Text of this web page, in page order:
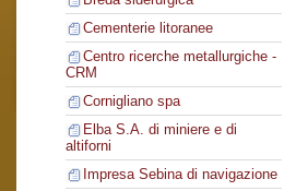
Cementerie litoranee
Centro ricerche metallurgiche -
CRM
Cornigliano spa
Elba S.A. di miniere e di
altiforni
Impresa Sebina di navigazione